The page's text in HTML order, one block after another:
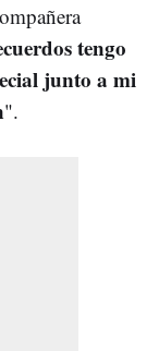
tengo
junto a mi
".